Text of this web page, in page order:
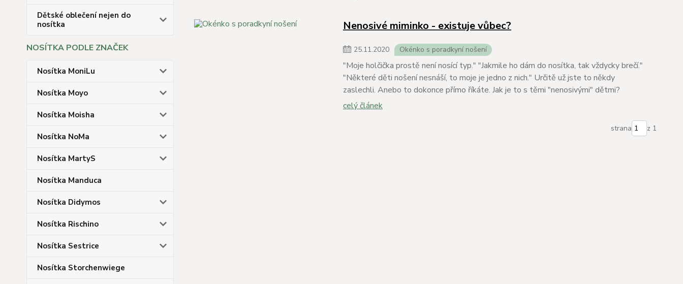
Dětské oblečení nejen do
nosítka
NOSÍTKA PODLE ZNAČEK
Nosítka MoniLu
Nosítka Moyo
Nosítka Moisha
Nosítka NoMa
Nosítka MartyS
Nosítka Manduca
Nosítka Didymos
Nosítka Rischino
Nosítka Sestrice
Nosítka Storchenwiege
Nenosivé miminko - existuje vůbec?
25.11.2020 Okénko s poradkyní nošení
"Moje holčička prostě není nosící typ." "Jakmile ho dám do nosítka, tak vždycky brečí."
"Některé děti nošení nesnáší, to moje je jedno z nich." Určitě už jste to někdy
zaslechli. Anebo to dokonce přímo říkáte. Jak je to s těmi "nenosivými" dětmi?
celý článek
strana z 1